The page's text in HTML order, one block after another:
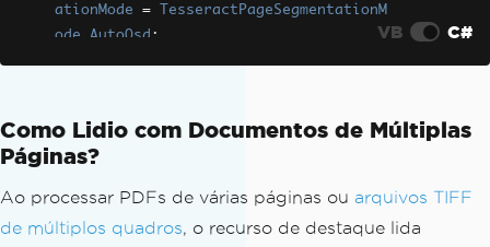
ationMode
=
TesseractPageSegmentationM
ode
AutoOsd ;
ocrInput. LoadPdf("document.pdf");
"Generating characte
r-level highlights...");
VB C#
Como Lidio com Documentos de Múltiplas
Páginas?
Ao processar PDFs de várias páginas ou arquivos TIFF
de múltiplos quadros, o recurso de destaque lida